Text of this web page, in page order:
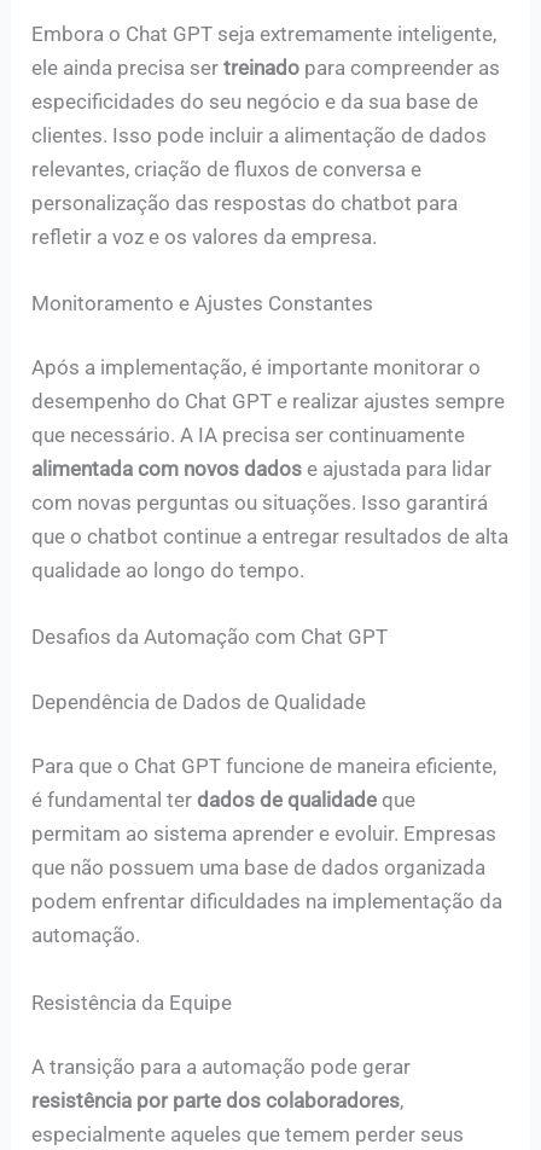
Embora o Chat GPT seja extremamente inteligente,
ele ainda precisa sertreinado para compreender as
especificidades do seu negócio e da sua base de
clientes. Isso pode incluir a alimentação de dados
relevantes, criação de fluxos de conversa e
personalização das respostas do chatbot para
refletir a voz e os valores da empresa.
Monitoramento e Ajustes Constantes
Após a implementação, é importante monitorar o
desempenho do Chat GPT e realizar ajustes sempre
que necessário. A IA precisa ser continuamente
alimentada com novos dados e ajustada para lidar
com novas perguntas ou situações. Isso garantirá
que o chatbot continue a entregar resultados de alta
qualidade ao longo do tempo.
Desafios da Automação com Chat GPT
Dependência de Dados de Qualidade
Para que o Chat GPT funcione de maneira eficiente,
é fundamental terdados de qualidade que
permitam ao sistema aprender e evoluir. Empresas
que não possuem uma base de dados organizada
podem enfrentar dificuldades na implementação da
automação.
Resistência da Equipe
A transição para a automação pode gerar
resistência por parte dos colaboradores,
especialmente aqueles que temem perder seus